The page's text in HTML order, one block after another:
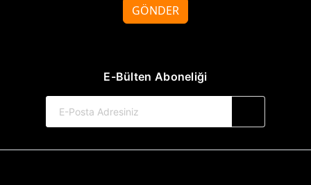
GÖNDER
E-Bülten Aboneliği